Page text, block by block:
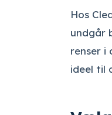
Hos
undgår
renser i
ideel til